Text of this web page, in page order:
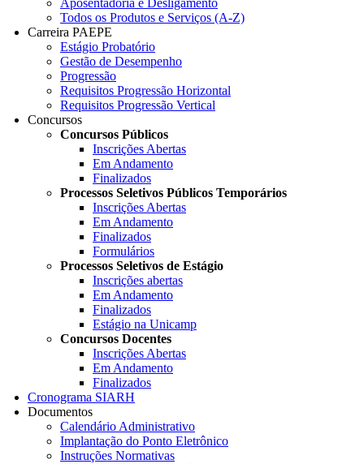
Todos os Produtos e Serviços (A-Z)
Carreira PAEPE
Estágio Probatório
Gestão de Desempenho
Progressão
Requisitos Progressão Horizontal
Requisitos Progressão Vertical
Concursos
Concursos Públicos
Inscrições Abertas
Em Andamento
Finalizados
Processos Seletivos Públicos Temporários
Inscrições Abertas
Em Andamento
Finalizados
Formulários
Processos Seletivos de Estágio
Inscrições abertas
Em Andamento
Finalizados
Estágio na Unicamp
Concursos Docentes
Inscrições Abertas
Em Andamento
Finalizados
Cronograma SIARH
Documentos
Calendário Administrativo
Implantação do Ponto Eletrônico
Instruções Normativas